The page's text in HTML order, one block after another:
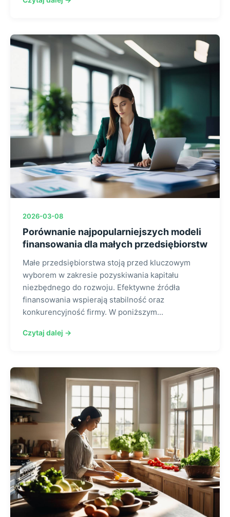
2026-03-08
Porównanie najpopularniejszych modeli
finansowania dla małych przedsiębiorstw
Małe przedsiębiorstwa stoją przed kluczowym
wyborem w zakresie pozyskiwania kapitału
niezbędnego do rozwoju. Efektywne źródła
finansowania wspierają stabilność oraz
konkurencyjność firmy. W poniższym...
Czytaj dalej →